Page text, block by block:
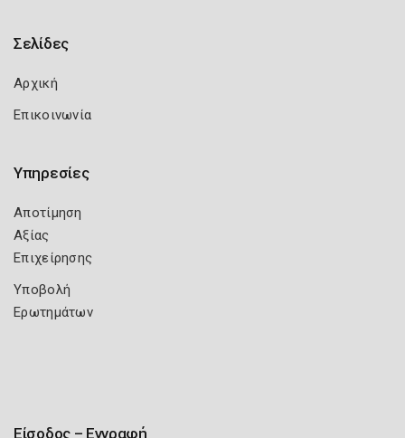
Σελίδες
Αρχική
Επικοινωνία
Υπηρεσίες
Αποτίμηση
Αξίας
Επιχείρησης
Υποβολή
Ερωτημάτων
Είσοδος – Εγγραφή